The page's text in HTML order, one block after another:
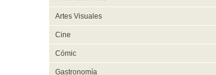
Artes Visuales
Cine
Cómic
Gastronomía